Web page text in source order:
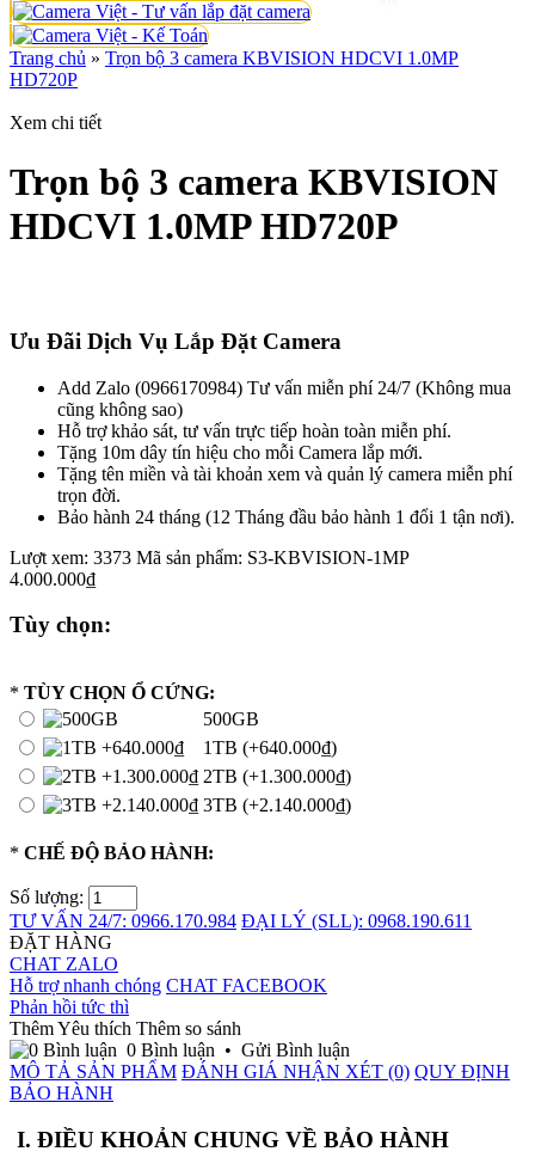
Trang chủ » Trọn bộ 3 camera KBVISION HDCVI 1.0MP
HD720P
Xem chi tiết
Trọn bộ 3 camera KBVISION
HDCVI 1.0MP HD720P
Ưu Đãi Dịch Vụ Lắp Đặt Camera
Add Zalo (0966170984) Tư vấn miễn phí 24/7 (Không mua
cũng không sao)
Hỗ trợ khảo sát, tư vấn trực tiếp hoàn toàn miễn phí.
Tặng 10m dây tín hiệu cho mỗi Camera lắp mới.
Tặng tên miền và tài khoản xem và quản lý camera miễn phí
trọn đời.
Bảo hành 24 tháng (12 Tháng đầu bảo hành 1 đổi 1 tận nơi).
Lượt xem: 3373 Mã sản phẩm: S3-KBVISION-1MP
4.000.000₫
Tùy chọn:
* TÙY CHỌN Ổ CỨNG:
500GB
1TB (+640.000₫)
2TB (+1.300.000₫)
3TB (+2.140.000₫)
* CHẾ ĐỘ BẢO HÀNH:
Số lượng:
TƯ VẤN 24/7: 0966.170.984 ĐẠI LÝ (SLL): 0968.190.611
ĐẶT HÀNG
CHAT ZALO
Hỗ trợ nhanh chóng CHAT FACEBOOK
Phản hồi tức thì
Thêm Yêu thích Thêm so sánh
0 Bình luận • Gửi Bình luận
MÔ TẢ SẢN PHẨM ĐÁNH GIÁ NHẬN XÉT (0) QUY ĐỊNH
BẢO HÀNH
I. ĐIỀU KHOẢN CHUNG VỀ BẢO HÀNH